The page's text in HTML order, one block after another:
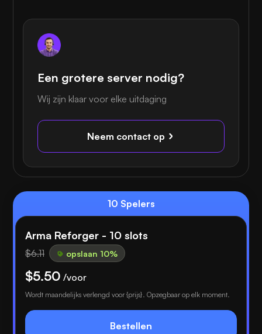
Een grotere server nodig?
Wij zijn klaar voor elke uitdaging
Neem contact op
10 Spelers
Arma Reforger - 10 slots
$6.11 opslaan 10%
$5.50 /voor
Wordt maandelijks verlengd voor {prijs}. Opzegbaar op elk moment.
Bestellen